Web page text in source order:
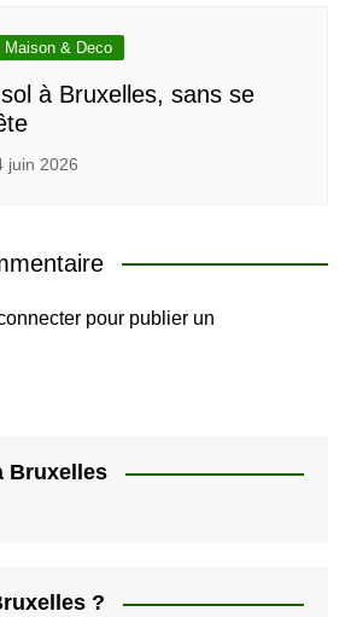
Maison & Deco
à Bruxelles, sans se
juin 2026
pour publier un
Bruxelles
?